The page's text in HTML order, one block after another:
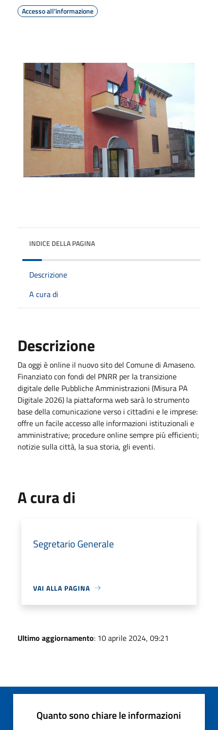
Accesso all'informazione
INDICE DELLA PAGINA
Descrizione
A cura di
Descrizione
Da oggi è online il nuovo sito del Comune di Amaseno.
Finanziato con fondi del PNRR per la transizione
digitale delle Pubbliche Amministrazioni (Misura PA
Digitale 2026) la piattaforma web sarà lo strumento
base della comunicazione verso i cittadini e le imprese:
offre un facile accesso alle informazioni istituzionali e
amministrative; procedure online sempre più efficienti;
notizie sulla città, la sua storia, gli eventi.
A cura di
Segretario Generale
VAI ALLA PAGINA
Ultimo aggiornamento: 10 aprile 2024, 09:21
Quanto sono chiare le informazioni